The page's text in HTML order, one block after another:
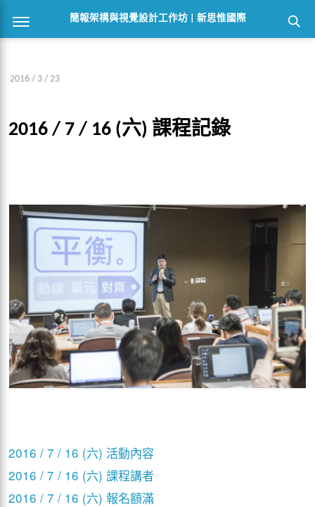
簡報架構與視覺設計工作坊 | 新思惟國際
2016 / 3 / 23
2016 / 7 / 16 (六) 課程記錄
2016 / 7 / 16 (六) 活動內容
2016 / 7 / 16 (六) 課程講者
2016 / 7 / 16 (六) 報名額滿